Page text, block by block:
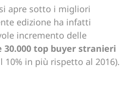
apre sotto i migliori
edizione ha infatti
incremento delle
30.000 top buyer stranieri
10% in più rispetto al 2016).